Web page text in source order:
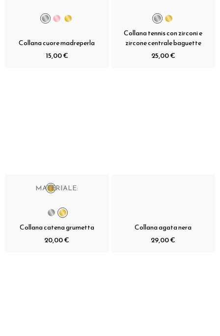
Collana cuore madreperla
15,00 €
Collana tennis con zirconi e
zircone centrale baguette
25,00 €
MATERIALE:
Collana catena grumetta
20,00 €
Collana agata nera
29,00 €